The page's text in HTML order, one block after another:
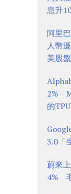
息升
阿里
人幣
美股
2%
的
3.0「
蔚來
4%